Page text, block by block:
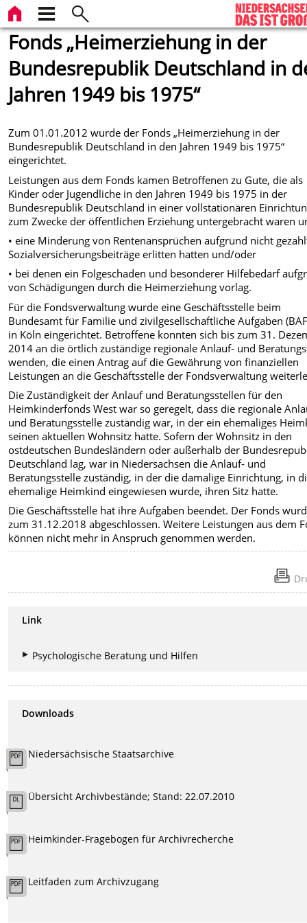
Fonds „Heimerziehung in der
Bundesrepublik Deutschland in
Jahren 1949 bis 1975“
Zum 01.01.2012 wurde der Fonds „Heimerziehung in der
Bundesrepublik Deutschland in den Jahren 1949 bis 1975“
eingerichtet.
Leistungen aus dem Fonds kamen Betroffenen zu Gute, die als
Kinder oder Jugendliche in den Jahren 1949 bis 1975 in der
Bundesrepublik Deutschland in einer vollstationären
zum Zwecke der öffentlichen Erziehung untergebracht waren
• eine Minderung von Rentenansprüchen aufgrund nicht
Sozialversicherungsbeiträge erlitten hatten und/oder
• bei denen ein Folgeschaden und besonderer Hilfebedarf
von Schädigungen durch die Heimerziehung vorlag.
Für die Fondsverwaltung wurde eine Geschäftsstelle beim
Bundesamt für Familie und zivilgesellschaftliche Aufgaben
in Köln eingerichtet. Betroffene konnten sich bis zum 31.
2014 an die örtlich zuständige regionale Anlauf- und
wenden, die einen Antrag auf die Gewährung von finanziellen
Leistungen an die Geschäftsstelle der Fondsverwaltung
Die Zuständigkeit der Anlauf und Beratungsstellen für den
Heimkinderfonds West war so geregelt, dass die regionale
und Beratungsstelle zuständig war, in der ein ehemaliges
seinen aktuellen Wohnsitz hatte. Sofern der Wohnsitz in den
ostdeutschen Bundesländern oder außerhalb der
Deutschland lag, war in Niedersachsen die Anlauf- und
Beratungsstelle zuständig, in der die damalige Einrichtung, in
ehemalige Heimkind eingewiesen wurde, ihren Sitz hatte.
Die Geschäftsstelle hat ihre Aufgaben beendet. Der Fonds
zum 31.12.2018 abgeschlossen. Weitere Leistungen aus dem
können nicht mehr in Anspruch genommen werden.
Link
Psychologische Beratung und Hilfen
Downloads
Niedersächsische Staatsarchive
Übersicht Archivbestände; Stand: 22.07.2010
Heimkinder-Fragebogen für Archivrecherche
Leitfaden zum Archivzugang